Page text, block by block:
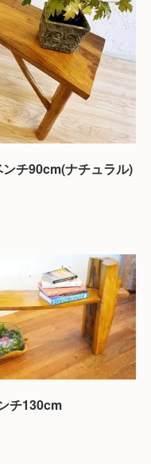
チ90cm(ナチュラル)
チ130cm